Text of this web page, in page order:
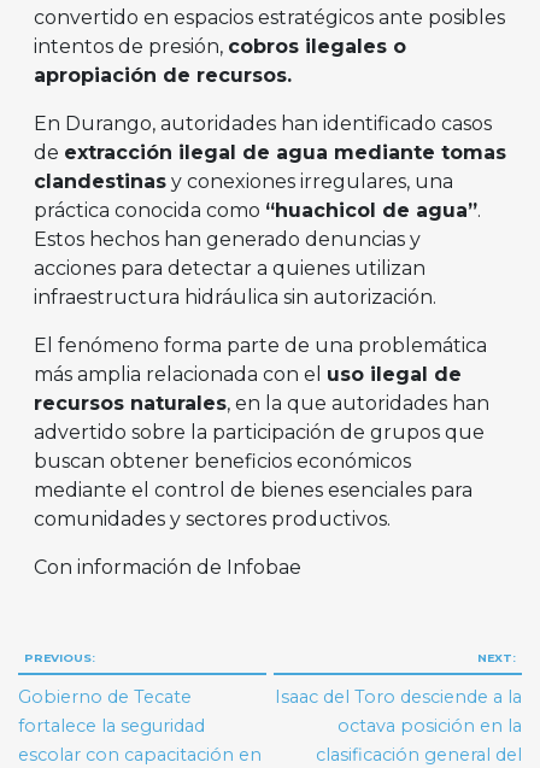
convertido en espacios estratégicos ante posibles
intentos de presión, cobros ilegales o
apropiación de recursos.
En Durango, autoridades han identificado casos
de extracción ilegal de agua mediante tomas
clandestinas y conexiones irregulares, una
práctica conocida como “huachicol de agua”.
Estos hechos han generado denuncias y
acciones para detectar a quienes utilizan
infraestructura hidráulica sin autorización.
El fenómeno forma parte de una problemática
más amplia relacionada con el uso ilegal de
recursos naturales, en la que autoridades han
advertido sobre la participación de grupos que
buscan obtener beneficios económicos
mediante el control de bienes esenciales para
comunidades y sectores productivos.
Con información de Infobae
Navegación
de
entradas
PREVIOUS:
Gobierno de Tecate
fortalece la seguridad
escolar con capacitación en
NEXT:
Isaac del Toro desciende a la
octava posición en la
clasificación general del